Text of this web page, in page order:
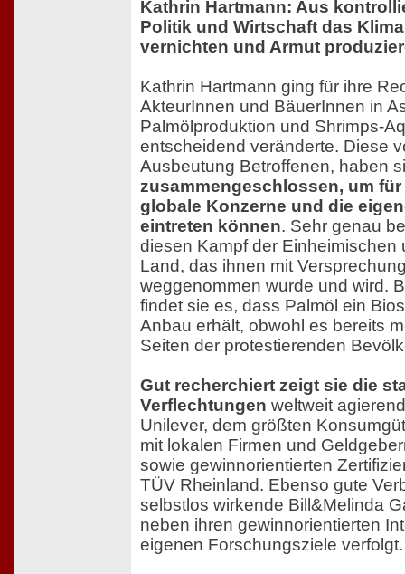
Kathrin Hartmann: Aus
Politik und Wirtschaft das
vernichten und Armut
Kathrin Hartmann ging für ihre
AkteurInnen und BäuerInnen in
Palmölproduktion und Shrimps-
entscheidend veränderte. Diese
Ausbeutung Betroffenen, haben
zusammengeschlossen, um
globale Konzerne und die
eintreten können. Sehr genau
diesen Kampf der Einheimischen
Land, das ihnen mit
weggenommen wurde und wird.
findet sie es, dass Palmöl ein
Anbau erhält, obwohl es bereits
Seiten der protestierenden
Gut recherchiert zeigt sie die
Verflechtungen weltweit
Unilever, dem größten
mit lokalen Firmen und
sowie gewinnorientierten
TÜV Rheinland. Ebenso gute
selbstlos wirkende Bill&Melinda
neben ihren gewinnorientierten
eigenen Forschungsziele verfolgt.